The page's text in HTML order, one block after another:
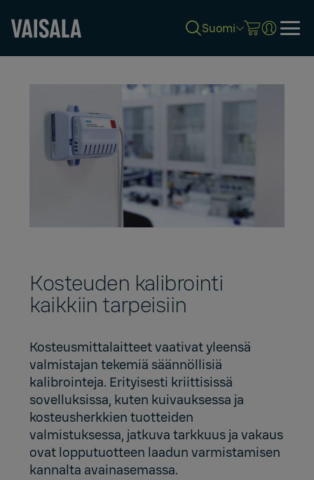
Suomi
Kosteuden kalibrointi
kaikkiin tarpeisiin
Kosteusmittalaitteet vaativat yleensä
valmistajan tekemiä säännöllisiä
kalibrointeja. Erityisesti kriittisissä
sovelluksissa, kuten kuivauksessa ja
kosteusherkkien tuotteiden
valmistuksessa, jatkuva tarkkuus ja vakaus
ovat lopputuotteen laadun varmistamisen
kannalta avainasemassa.